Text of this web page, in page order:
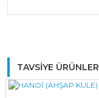
TAVSİYE ÜRÜNLER